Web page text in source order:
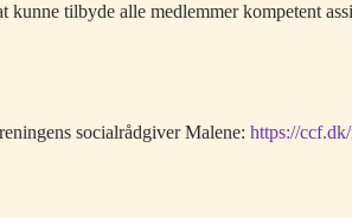
tilbyde alle medlemmer kompetent
socialrådgiver Malene: https://